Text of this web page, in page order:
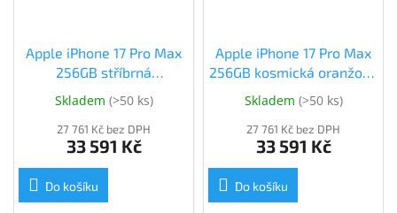
Apple iPhone 17 Pro Max
256GB stříbrná
(MFYM4SX/A)
Skladem (>50 ks)
27 761 Kč bez DPH
33 591 Kč
Do košíku
Apple iPhone 17 Pro Max
256GB kosmická oranžová
(MFYN4SX/A)
Skladem (>50 ks)
27 761 Kč bez DPH
33 591 Kč
Do košíku